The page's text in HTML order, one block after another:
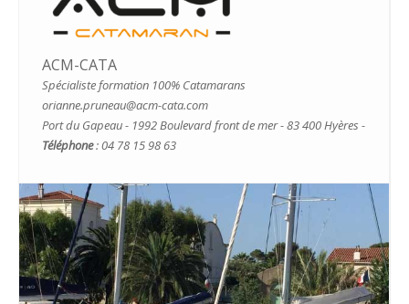
ACM-CATA
Spécialiste formation 100% Catamarans
orianne.pruneau@acm-cata.com
Port du Gapeau - 1992 Boulevard front de mer - 83 400 Hyères -
Téléphone: 04 78 15 98 63